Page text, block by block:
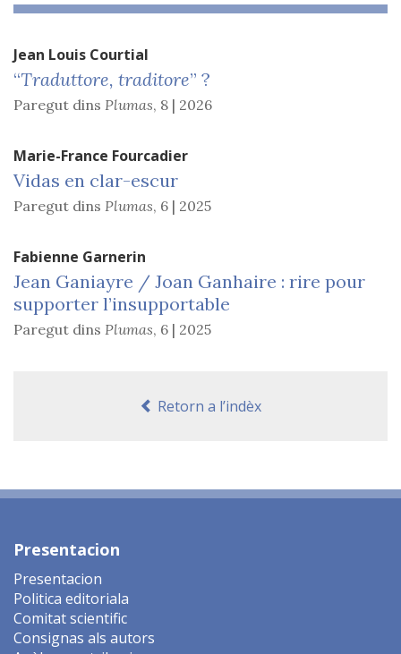
Jean Louis Courtial
“Traduttore, traditore” ?
Paregut dins Plumas, 8 | 2026
Marie-France Fourcadier
Vidas en clar-escur
Paregut dins Plumas, 6 | 2025
Fabienne Garnerin
Jean Ganiayre / Joan Ganhaire : rire pour
supporter l’insupportable
Paregut dins Plumas, 6 | 2025
Retorn a l’indèx
Presentacion
Presentacion
Politica editoriala
Comitat scientific
Consignas als autors